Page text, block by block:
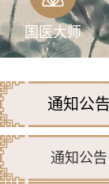
国医大师
通知公告
通知公告